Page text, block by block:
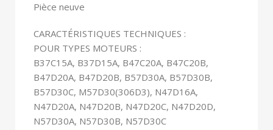
Pièce neuve
CARACTÉRISTIQUES TECHNIQUES :
POUR TYPES MOTEURS :
B37C15A, B37D15A, B47C20A, B47C20B,
B47D20A, B47D20B, B57D30A, B57D30B,
B57D30C, M57D30(306D3), N47D16A,
N47D20A, N47D20B, N47D20C, N47D20D,
N57D30A, N57D30B, N57D30C